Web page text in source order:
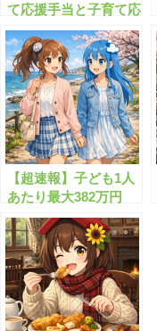
て応援手当と子育て応
援特別手当、あわせて
4万円が支給されま
す！！
【超速報】子ども1人
あたり最大382万円
の”神の子給付金”が
始まります！